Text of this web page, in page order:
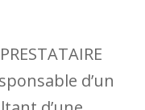
d’un